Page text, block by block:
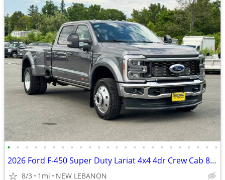
• • • • • • • • • • • • • • • • • • • • • • • •
2026 Ford F-450 Super Duty Lariat 4x4 4dr Crew Cab 8 ft. LB DRW Pickup
8/3 1mi NEW LEBANON